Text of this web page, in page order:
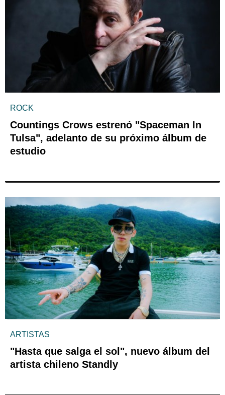
ROCK
Countings Crows estrenó "Spaceman In
Tulsa", adelanto de su próximo álbum de
estudio
ARTISTAS
"Hasta que salga el sol", nuevo álbum del
artista chileno Standly